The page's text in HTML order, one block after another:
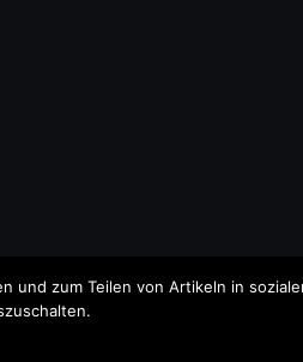
und zum Teilen von Artikeln in